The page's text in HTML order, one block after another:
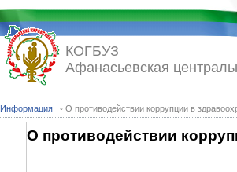
Информация ◦ О противодействии коррупции в
КОГБУЗ
Афанасьевская
О противодействии